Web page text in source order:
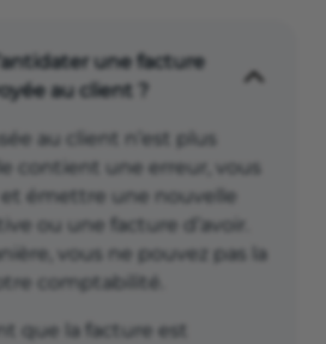
une facture
au client ?
au client n’est plus
contient une erreur, vous
émettre une nouvelle
ou une facture d’avoir.
vous ne pouvez pas la
comptabilité.
que la facture est